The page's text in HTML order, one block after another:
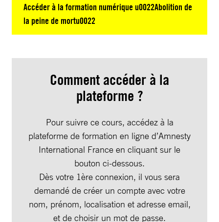
Accéder à la formation numérique u0022Abolition de
la peine de mortu0022
Comment accéder à la
plateforme ?
Pour suivre ce cours, accédez à la
plateforme de formation en ligne d’Amnesty
International France en cliquant sur le
bouton ci-dessous.
Dès votre 1ère connexion, il vous sera
demandé de créer un compte avec votre
nom, prénom, localisation et adresse email,
et de choisir un mot de passe.